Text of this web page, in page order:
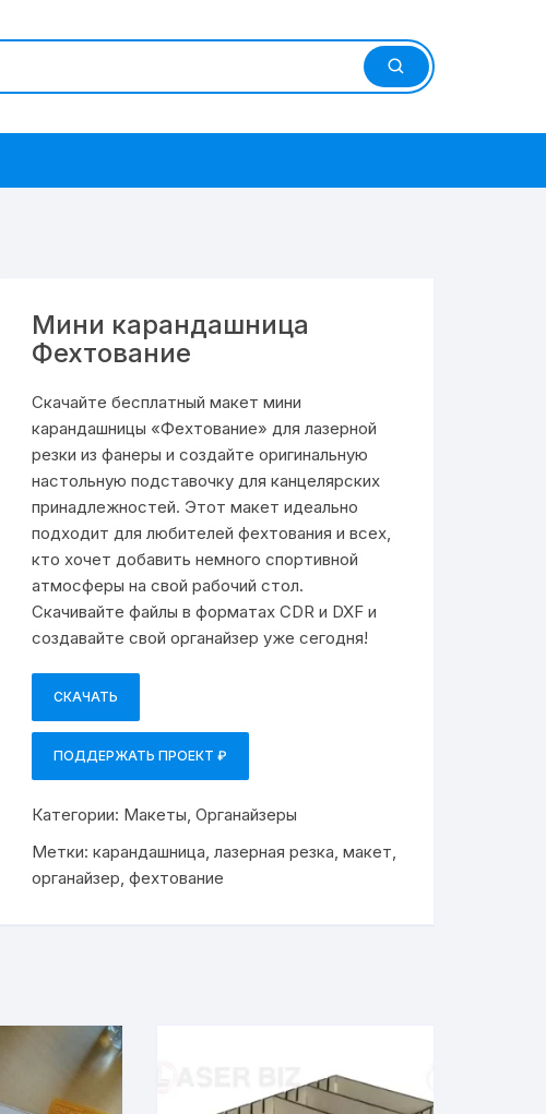
Мини карандашница
Фехтование
Скачайте бесплатный макет мини
карандашницы «Фехтование» для лазерной
резки из фанеры и создайте оригинальную
настольную подставочку для канцелярских
принадлежностей. Этот макет идеально
подходит для любителей фехтования и всех,
кто хочет добавить немного спортивной
атмосферы на свой рабочий стол.
Скачивайте файлы в форматах CDR и DXF и
создавайте свой органайзер уже сегодня!
СКАЧАТЬ
ПОДДЕРЖАТЬ ПРОЕКТ ₽
Категории: Макеты,Органайзеры
Метки:карандашница,лазерная резка,макет,
органайзер,фехтование